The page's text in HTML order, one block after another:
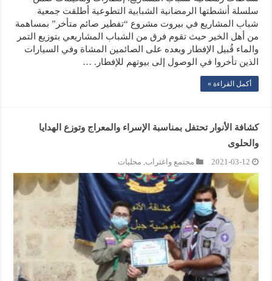
سلسلة أنشطتها الرمضانية الشبابية التطوعية أطلقت جمعية
شباب المشاريع في بيروت مشروع “تفطير صائم متأخر” بمساهمة
من أهل الخير حيث تقوم فرق من الشباب المشاريعي بتوزيع التمر
والماء قُبيل الإفطار وبعده على الصائمين المشاة وفي السيارات
الذين تأخروا في الوصول إلى بيوتهم للإفطار. …
أكمل القراءة »
كشافة الأنوار تحتفل بمناسبة الإسراء والمعراج وتوزع الهدايا
والحلوى
2021-03-12 مجتمع واغتراب محليات